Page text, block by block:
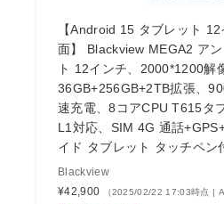
【Android 15 タブレット
面】 Blackview MEGA2 ア
ト 12インチ、2000*1200解
36GB+256GB+2TB拡張、
速充電、8コアCPU T615タ
L1対応、SIM 4G 通話
イド タブレット タッチペン
Blackview
¥42,900
（2025/02/22 17:03時点 |